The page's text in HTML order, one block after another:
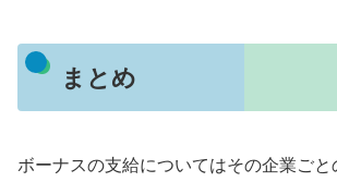
まとめ
ボーナスの支給についてはその企業ごと